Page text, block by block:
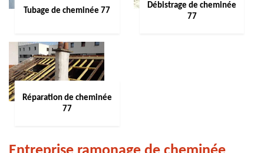
Tubage de cheminée 77
Débistrage de cheminée
77
Réparation de cheminée
77